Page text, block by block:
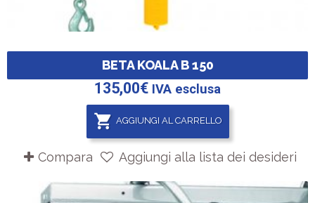
BETA KOALA B 150
135,00€ IVA esclusa
AGGIUNGI AL CARRELLO
Compara Aggiungi alla lista dei desideri